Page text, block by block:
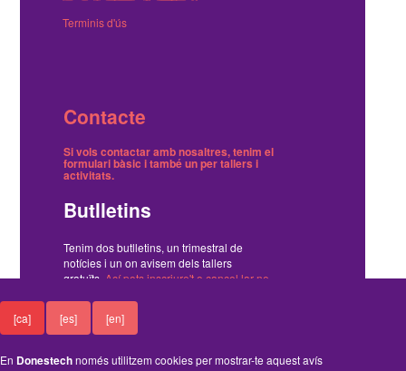
[ca] [es] [en]
En Donestechnomés utilitzem cookies per mostrar-te aquest avís
Terminis d'ús
Contacte
Si vols contactar amb nosaltres, tenim el
formulari bàsic i tambéun per tallers i
activitats.
Butlletins
Tenim dos butlletins, un trimestral de
notícies i un on avisem dels tallers
gratuïts. Ací pots inscriure't o cancel·lar-ne
Funciona amb el Drupal